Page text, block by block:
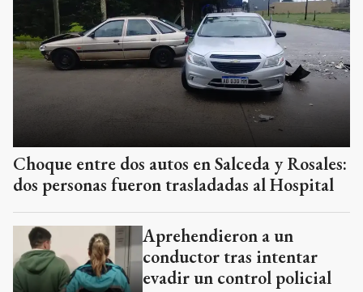
Choque entre dos autos en Salceda y Rosales:
dos personas fueron trasladadas al Hospital
Aprehendieron a un
conductor tras intentar
evadir un control policial